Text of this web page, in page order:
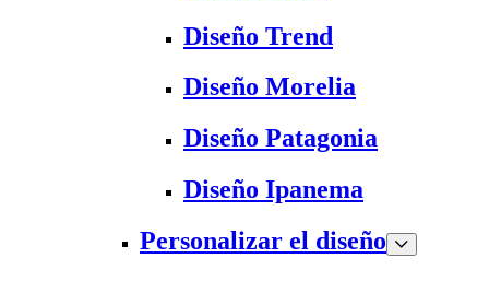
Diseño Trend
Diseño Morelia
Diseño Patagonia
Diseño Ipanema
Personalizar el diseño